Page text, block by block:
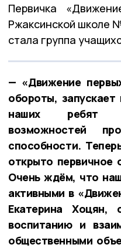
Первичка
Ржаксинской школе
стала группа
— «Движение
обороты,
наших ребят
возможностей
способности.
открыто первичное
Очень ждём, что
активными в
Екатерина Хоцян,
воспитанию и
общественными